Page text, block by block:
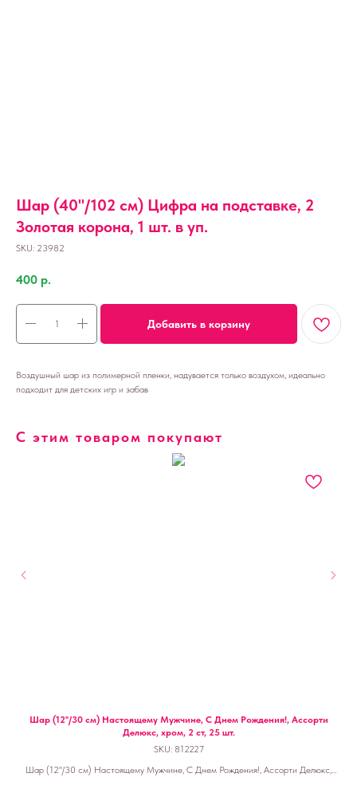
Шар (40''/102 см) Цифра на подставке, 2
Золотая корона, 1 шт. в уп.
SKU: 23982
400 р.
Добавить в корзину
Воздушный шар из полимерной пленки, надувается только воздухом, идеально
подходит для детских игр и забав
С этим товаром покупают
Шар (12''/30 см) Настоящему Мужчине, С Днем Рождения!, Ассорти
Делюкс, хром, 2 ст, 25 шт.
SKU: 812227
Шар (12''/30 см) Настоящему Мужчине, С Днем Рождения!, Ассорти Делюкс,